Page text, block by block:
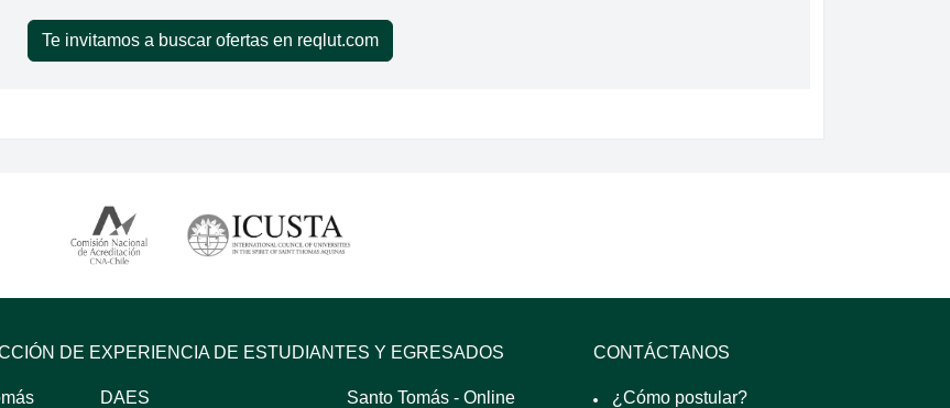
Te invitamos a buscar ofertas en reqlut.com
DE EXPERIENCIA DE ESTUDIANTES Y EGRESADOS
DAES
Santo Tomás - Online
CONTÁCTANOS
¿Cómo postular?